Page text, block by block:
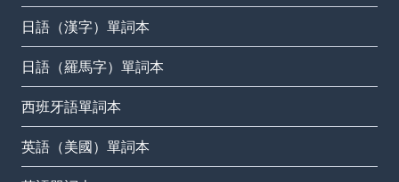
日語（漢字）單詞本
日語（羅馬字）單詞本
西班牙語單詞本
英語（美國）單詞本